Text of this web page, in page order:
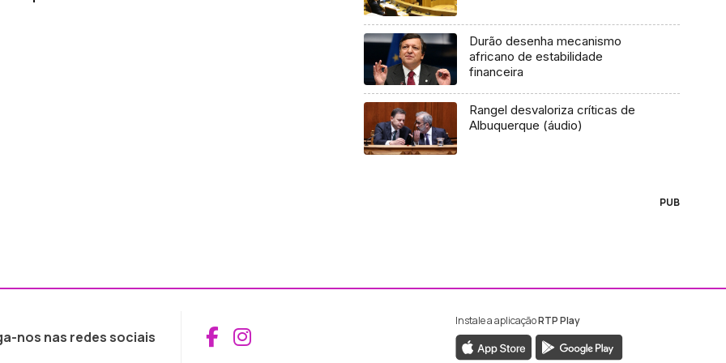
Durão desenha mecanismo
africano de estabilidade
financeira
Rangel desvaloriza críticas de
Albuquerque (áudio)
PUB
nos nas redes sociais Aceder ao Facebook da RTP Madeira
Aceder ao Instagram da RTP Madeira
Instale a aplicaçãoRTP Play